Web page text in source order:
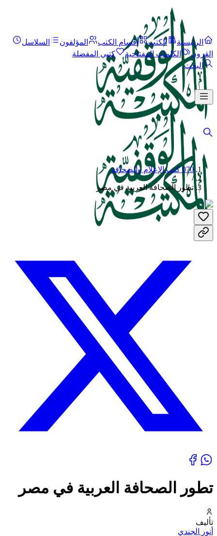
الرئيسية الكتب أقسام الكتب المؤلفون
السلاسل
القرون
الكلمات المفتاحية
كتبي المفضلة
البحث
070 كتب الإعلام والصحافة
/
تطور الصحافة العربية في مصر
تطور الصحافة العربية في مصر
تأليف
أنور الجندي